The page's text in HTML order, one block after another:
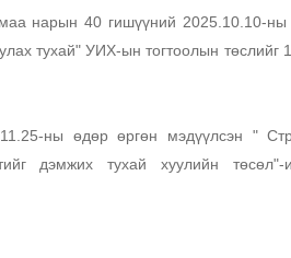
нарын 40 гишүүний 2025.10.10-ны
тухай" УИХ-ын тогтоолын төслийг
ны өдөр өргөн мэдүүлсэн "
дэмжих тухай хуулийн төсөл"-